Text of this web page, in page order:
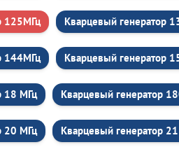
125МГц Кварцевый генератор
144МГц Кварцевый генератор
18 МГц Кварцевый генератор
20 МГц Кварцевый генератор